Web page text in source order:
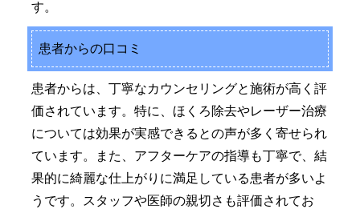
す。
患者からの口コミ
患者からは、丁寧なカウンセリングと施術が高く評
価されています。特に、ほくろ除去やレーザー治療
については効果が実感できるとの声が多く寄せられ
ています。また、アフターケアの指導も丁寧で、結
果的に綺麗な仕上がりに満足している患者が多いよ
うです。スタッフや医師の親切さも評価されてお